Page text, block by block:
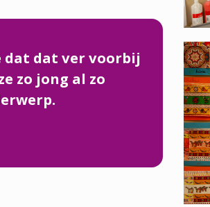
dat dat ver voorbij
zo jong al zo